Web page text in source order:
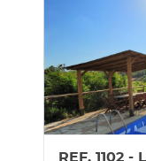
REF. 1102